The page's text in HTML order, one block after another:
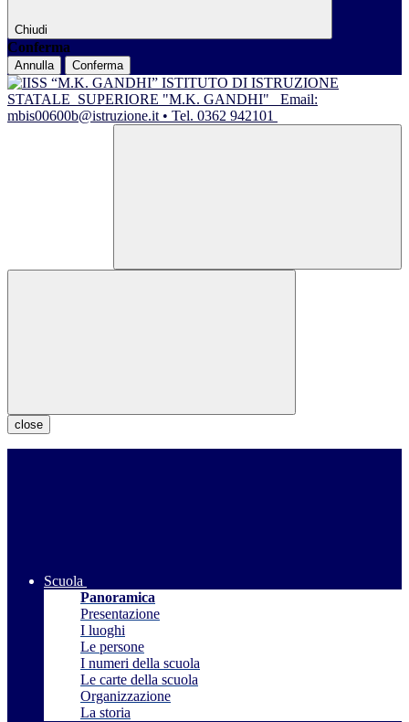
Chiudi
Conferma
Annulla Conferma
ISTITUTO DI ISTRUZIONE
STATALE SUPERIORE "M.K. GANDHI"
Email:
mbis00600b@istruzione.it • Tel. 0362 942101
close
Scuola
Panoramica
Presentazione
I luoghi
Le persone
I numeri della scuola
Le carte della scuola
Organizzazione
La storia